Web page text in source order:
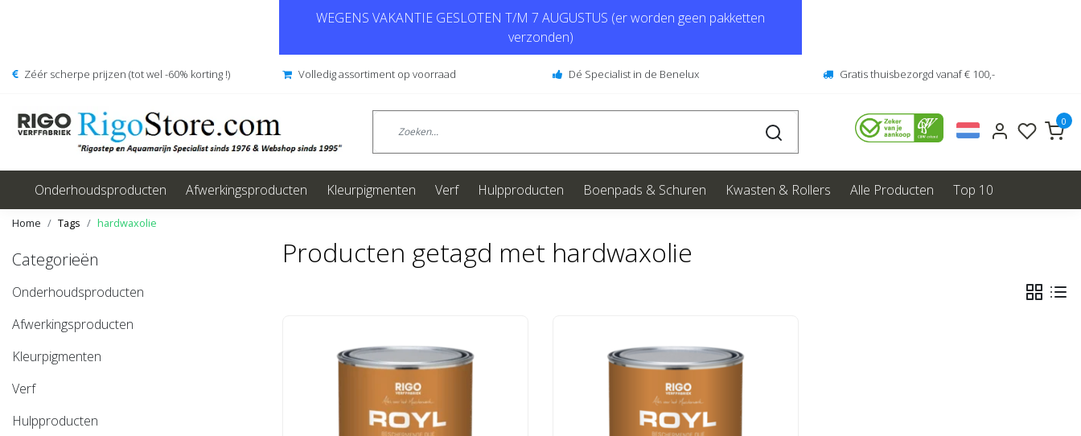
WEGENS VAKANTIE GESLOTEN T/M 7 AUGUSTUS (er worden geen pakketten
verzonden)
Zéér scherpe prijzen (tot wel -60% korting !) Volledig assortiment op voorraad Dé Specialist in de Benelux Gratis thuisbezorgd vanaf € 100,-
0
Onderhoudsproducten Afwerkingsproducten Kleurpigmenten Verf Hulpproducten Boenpads & Schuren Kwasten & Rollers Alle Producten Top 10
Home Tags hardwaxolie
Categorieën
Onderhoudsproducten
Afwerkingsproducten
Kleurpigmenten
Verf
Hulpproducten
Producten getagd met hardwaxolie